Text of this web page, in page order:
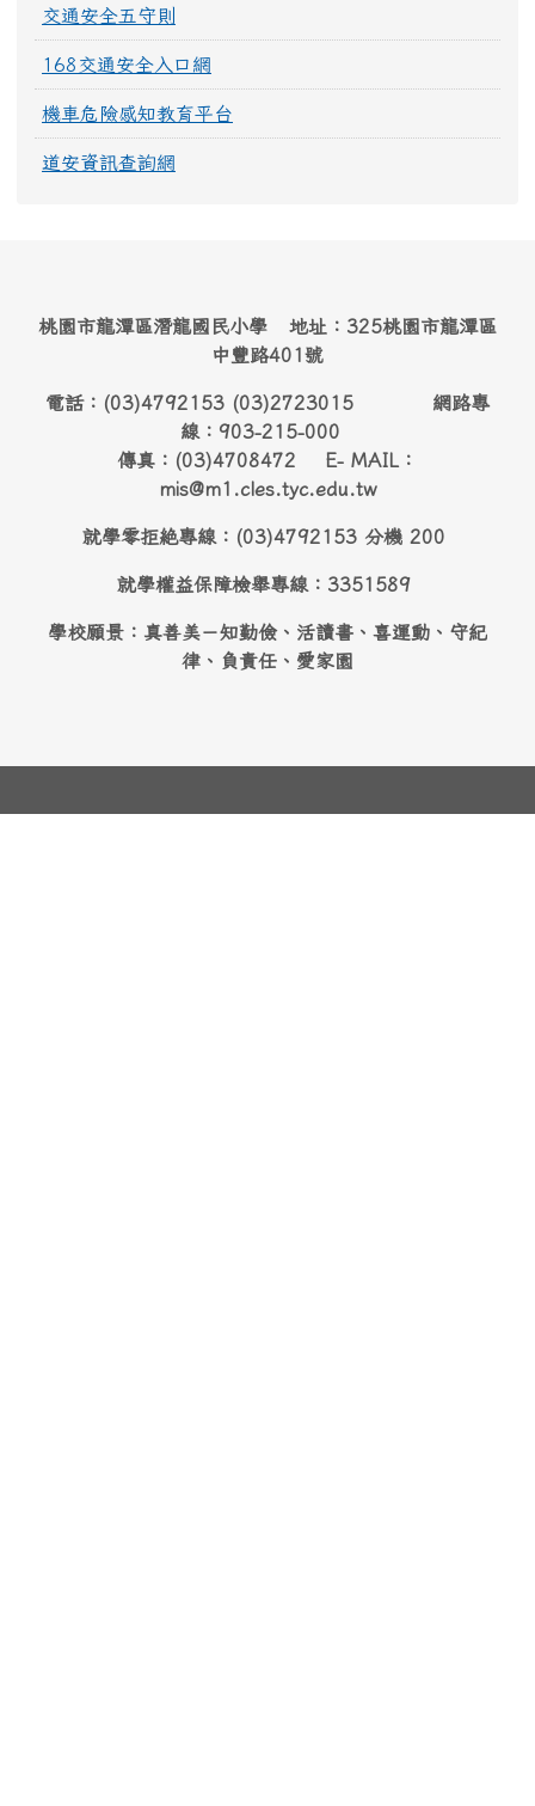
交通安全五守則
168交通安全入口網
機車危險感知教育平台
道安資訊查詢網
桃園市龍潭區潛龍國民小學 地址：325桃園市龍潭區
中豐路401號
電話：(03)4792153 (03)2723015 網路專
線：903-215-000
傳真：(03)4708472 E- MAIL：
mis@m1.cles.tyc.edu.tw
就學零拒絶專線：(03)4792153 分機 200
就學權益保障檢舉專線：3351589
學校願景：真善美－知勤儉、活讀書、喜運動、守紀
律、負責任、愛家園